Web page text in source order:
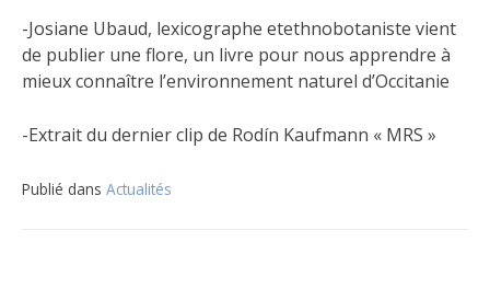
-Josiane Ubaud, lexicographe etethnobotaniste vient
de publier une flore, un livre pour nous apprendre à
mieux connaître l’environnement naturel d’Occitanie
-Extrait du dernier clip de Rodín Kaufmann « MRS »
Publié dans Actualités